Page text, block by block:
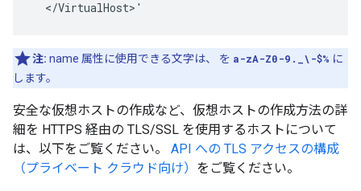
注: name 属性に使用できる文字は、 を a-zA-Z0-9._\-$% に
します。
安全な仮想ホストの作成など、仮想ホストの作成方法の詳
細を HTTPS 経由の TLS/SSL を使用するホストについて
は、以下をご覧ください。 API への TLS アクセスの構成
（プライベート クラウド向け） をご覧ください。